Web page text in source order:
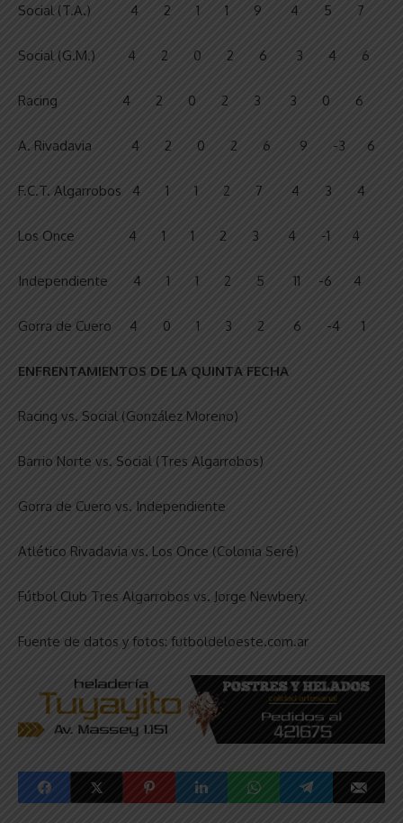
Social (T.A.) 4 2 1 1 9 4 5 7
Social (G.M.) 4 2 0 2 6 3 4 6
Racing 4 2 0 2 3 3 0 6
A. Rivadavia 4 2 0 2 6 9 -3 6
F.C.T. Algarrobos 4 1 1 2 7 4 3 4
Los Once 4 1 1 2 3 4 -1 4
Independiente 4 1 1 2 5 11 -6 4
Gorra de Cuero 4 0 1 3 2 6 -4 1
ENFRENTAMIENTOS DE LA QUINTA FECHA
Racing vs. Social (González Moreno)
Barrio Norte vs. Social (Tres Algarrobos)
Gorra de Cuero vs. Independiente
Atlético Rivadavia vs. Los Once (Colonia Seré)
Fútbol Club Tres Algarrobos vs. Jorge Newbery.
Fuente de datos y fotos: futboldeloeste.com.ar